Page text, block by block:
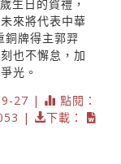
生日的賀禮，
來將代表中華
銅牌得主郭羿
也不懈怠，加
光。
27 |
點閱：
|
下載：